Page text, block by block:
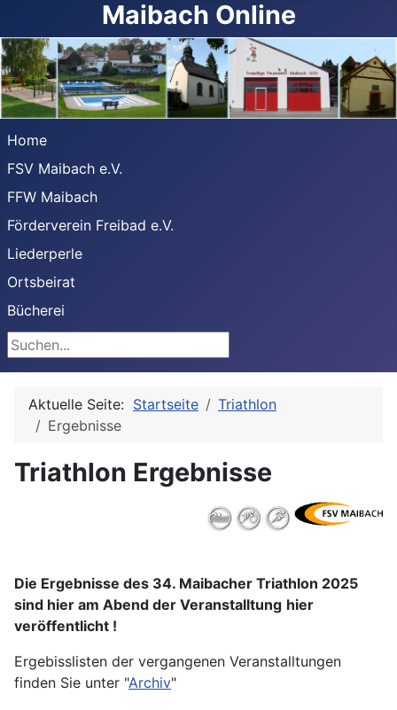
Maibach Online
Home
FSV Maibach e.V.
FFW Maibach
Förderverein Freibad e.V.
Liederperle
Ortsbeirat
Bücherei
Suchen
Aktuelle Seite: Startseite
Triathlon
Ergebnisse
Triathlon Ergebnisse
Die Ergebnisse des 34. Maibacher Triathlon 2025
sind hier am Abend der Veranstalltung hier
veröffentlicht !
Ergebisslisten der vergangenen Veranstalltungen
finden Sie unter "Archiv"